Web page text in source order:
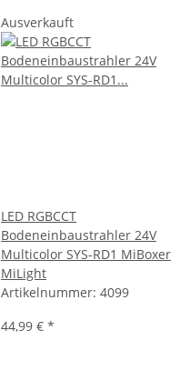
Ausverkauft
LED RGBCCT
Bodeneinbaustrahler 24V
Multicolor SYS-RD1 MiBoxer
MiLight
Artikelnummer: 4099
44,99 € *